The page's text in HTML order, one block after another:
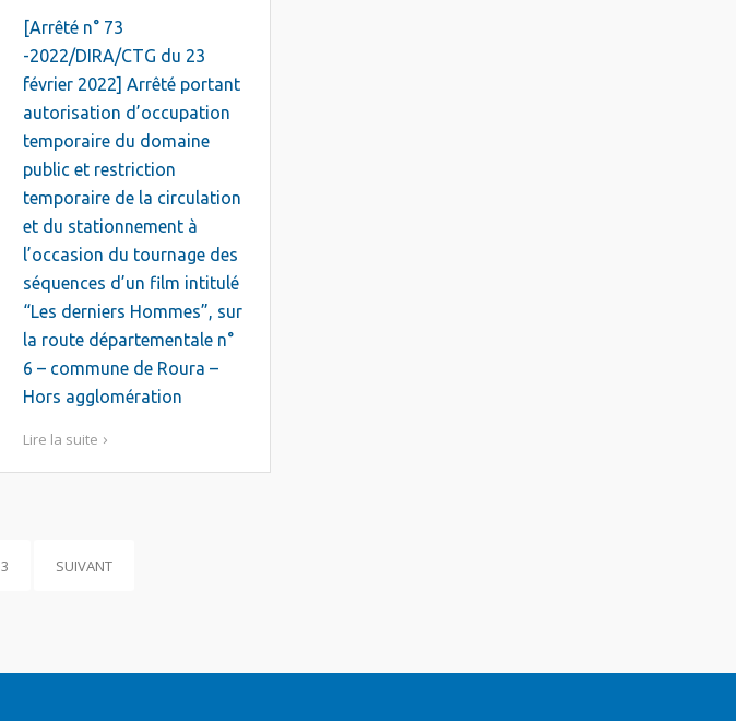
[Arrêté n° 73
-2022/DIRA/CTG du 23
février 2022] Arrêté portant
autorisation d’occupation
temporaire du domaine
public et restriction
temporaire de la circulation
et du stationnement à
l’occasion du tournage des
séquences d’un film intitulé
“Les derniers Hommes”, sur
la route départementale n°
6 – commune de Roura –
Hors agglomération
Lire la suite
3 SUIVANT